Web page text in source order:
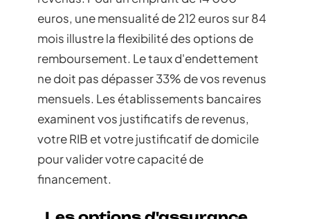
euros, une mensualité de 212 euros sur 84
mois illustre la flexibilité des options de
remboursement. Le taux d'endettement
ne doit pas dépasser 33% de vos revenus
mensuels. Les établissements bancaires
examinent vos justificatifs de revenus,
votre RIB et votre justificatif de domicile
pour valider votre capacité de
financement.